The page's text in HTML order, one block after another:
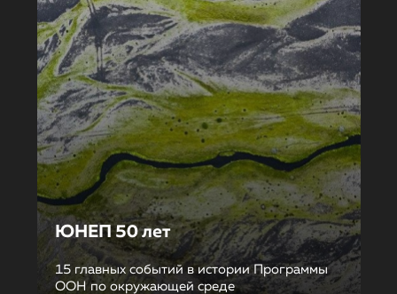
ЮНЕП 50 лет
15 главных событий в истории Программы
ООН по окружающей среде